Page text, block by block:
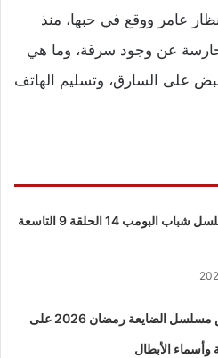
عامر ووقع في حبها، منذ
عن وجود سرقة، وما هي
على السارق، وتسليم الهاتف
ملخص مسلسل شباب البومب 14 الحلقة 9 التاسعة
موعد عرض مسلسل الضايعة رمضان 2026 على
وأسماء الأبطال